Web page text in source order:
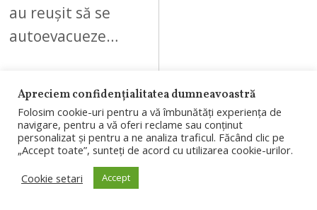
au reușit să se
autoevacueze…
09
AUGUST 7, 2026
Apreciem confidențialitatea dumneavoastră
Folosim cookie-uri pentru a vă îmbunătăți experiența de
navigare, pentru a vă oferi reclame sau conținut
personalizat și pentru a ne analiza traficul. Făcând clic pe
„Accept toate”, sunteți de acord cu utilizarea cookie-urilor.
Cookie setari
Accept